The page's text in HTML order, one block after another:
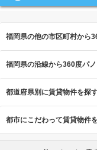
福岡県の他の市区町村から
福岡県の沿線から360度パ
都道府県別に賃貸物件を探
都市にこだわって賃貸物件